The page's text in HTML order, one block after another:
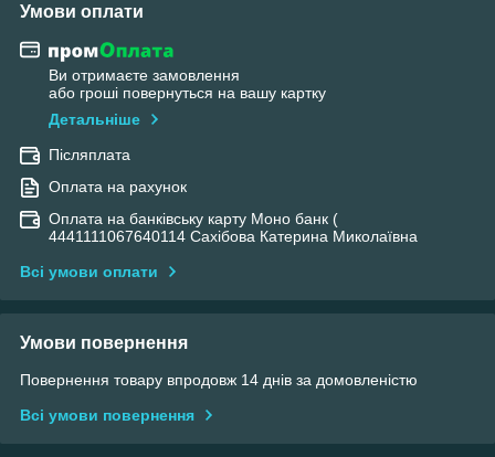
Умови оплати
Ви отримаєте замовлення
або гроші повернуться на вашу картку
Детальніше
Післяплата
Оплата на рахунок
Оплата на банківську карту Моно банк (
4441111067640114 Сахібова Катерина Миколаївна
Всі умови оплати
Умови повернення
Повернення товару впродовж 14 днів за домовленістю
Всі умови повернення